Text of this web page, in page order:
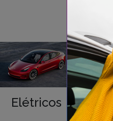
Elétricos